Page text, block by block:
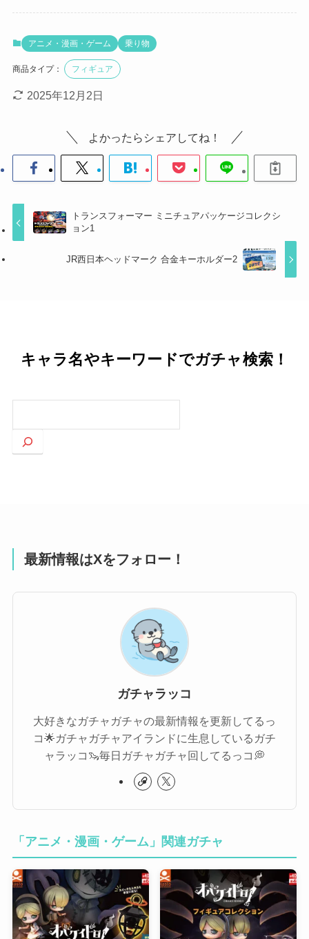
アニメ・漫画・ゲーム 乗り物
商品タイプ： フィギュア
2025年12月2日
よかったらシェアしてね！
トランスフォーマー ミニチュアパッケージコレクシ
ョン1
JR西日本ヘッドマーク 合金キーホルダー2
キャラ名やキーワードでガチャ検索！
索
最新情報はXをフォロー！
ガチャラッコ
大好きなガチャガチャの最新情報を更新してるっ
コ🌟ガチャガチャアイランドに生息しているガチ
ャラッコ🦦毎日ガチャガチャ回してるっコ💭
「アニメ・漫画・ゲーム」関連ガチャ